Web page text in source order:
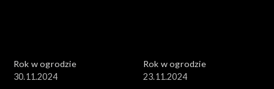
Rok w ogrodzie
30.11.2024
Rok w ogrodzie
23.11.2024